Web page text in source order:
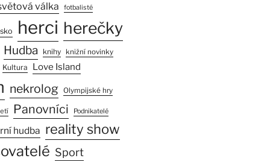
válka fotbalisté
herci herečky
Hudba knihy knižní novinky
Kultura Love Island
nekrolog Olympijské hry
Panovníci Podnikatelé
hudba reality show
Sport